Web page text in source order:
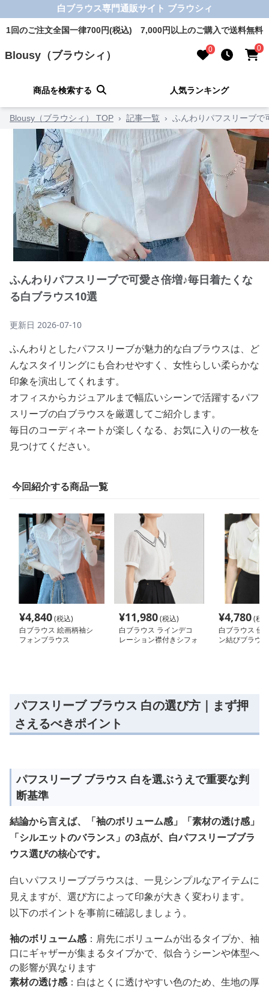
白ブラウス専門通販サイト ブラウシィ
1回のご注文全国一律700円(税込) 7,000円以上のご購入で送料無料
Blousy（ブラウシィ） 0 0
商品を検索する 人気ランキング
Blousy（ブラウシィ） TOP › 記事一覧 › ふんわりパフスリーブで
ふんわりパフスリーブで可愛さ倍増♪毎日着たくな
る白ブラウス10選
更新日 2026-07-10
ふんわりとしたパフスリーブが魅力的な白ブラウスは、ど
んなスタイリングにも合わせやすく、女性らしい柔らかな
印象を演出してくれます。
オフィスからカジュアルまで幅広いシーンで活躍するパフ
スリーブの白ブラウスを厳選してご紹介します。
毎日のコーディネートが楽しくなる、お気に入りの一枚を
見つけてください。
今回紹介する商品一覧
¥4,840(税込)
白ブラウス 絵画柄袖シ
フォンブラウス
¥11,980(税込)
白ブラウス ラインデコ
レーション襟付きシフォ
¥4,780(税
白ブラウス 優
ン結びブラウス
パフスリーブ ブラウス 白の選び方｜まず押
さえるべきポイント
パフスリーブ ブラウス 白を選ぶうえで重要な判
断基準
結論から言えば、「袖のボリューム感」「素材の透け感」
「シルエットのバランス」の3点が、白パフスリーブブラ
ウス選びの核心です。
白いパフスリーブブラウスは、一見シンプルなアイテムに
見えますが、選び方によって印象が大きく変わります。
以下のポイントを事前に確認しましょう。
袖のボリューム感：肩先にボリュームが出るタイプか、袖
口にギャザーが集まるタイプかで、似合うシーンや体型へ
の影響が異なります
素材の透け感：白はとくに透けやすい色のため、生地の厚